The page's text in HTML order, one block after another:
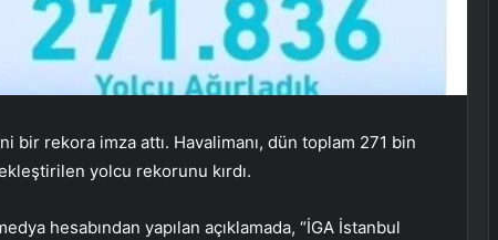
bir rekora imza attı. Havalimanı, dün toplam 271 bin
yolcu rekorunu kırdı.
hesabından yapılan açıklamada, “İGA İstanbul